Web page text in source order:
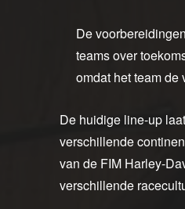
De
teams over
omdat het team de
De huidige line-up
verschillende
van de FIM Harley-
verschillende